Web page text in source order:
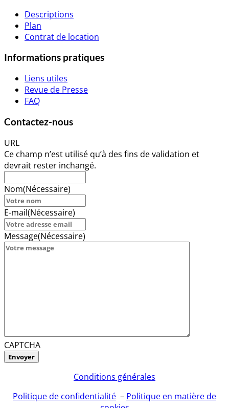
Descriptions
Plan
Contrat de location
Informations pratiques
Liens utiles
Revue de Presse
FAQ
Contactez-nous
URL
Ce champ n’est utilisé qu’à des fins de validation et
devrait rester inchangé.
Nom(Nécessaire)
E-mail(Nécessaire)
Message(Nécessaire)
CAPTCHA
Conditions générales
Politique de confidentialité – Politique en matière de